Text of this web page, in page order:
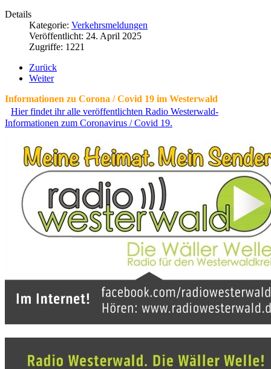
Details
Kategorie: Verkehrsmeldungen
Veröffentlicht: 24. April 2025
Zugriffe: 1221
Zurück
Weiter
Informationen zu Corona / Covid 19 im Westerwald
Hier findet ihr alle veröffentlichten Radio Westerwald-
Informationen zum Coronavirus / Covid 19.